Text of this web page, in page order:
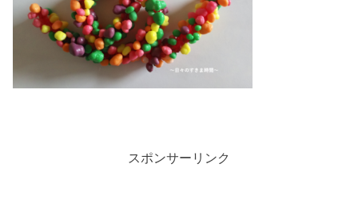
スポンサーリンク